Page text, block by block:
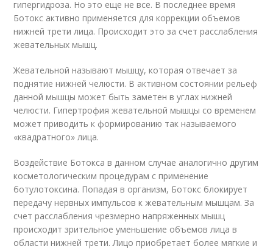
гипергидроза. Но это еще не все. В последнее время
Ботокс активно применяется для коррекции объемов
нижней трети лица. Происходит это за счет расслабления
жевательных мышц.
Жевательной называют мышцу, которая отвечает за
поднятие нижней челюсти. В активном состоянии рельеф
данной мышцы может быть заметен в углах нижней
челюсти. Гипертрофия жевательной мышцы со временем
может приводить к формированию так называемого
«квадратного» лица.
Воздействие Ботокса в данном случае аналогично другим
косметологическим процедурам с применение
ботулотоксина. Попадая в организм, Ботокс блокирует
передачу нервных импульсов к жевательным мышцам. За
счет расслабления чрезмерно напряженных мышц
происходит зрительное уменьшение объемов лица в
области нижней трети. Лицо приобретает более мягкие и